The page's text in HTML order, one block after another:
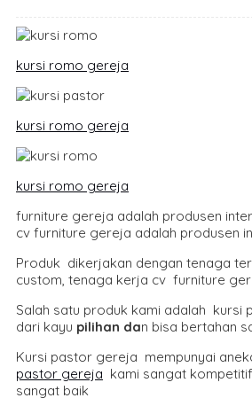
kursi romo gereja
kursi romo gereja
kursi romo gereja
furniture gereja adalah produsen
cv furniture gereja adalah produsen
Produk dikerjakan dengan tenaga
custom, tenaga kerja cv furniture
Salah satu produk kami adalah
dari kayu pilihan dan bisa bertahan
Kursi pastor gereja mempunyai
pastor gereja kami sangat
sangat baik